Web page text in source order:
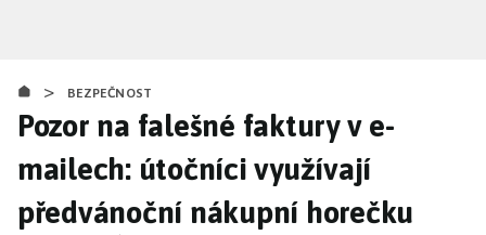
obsahu
> BEZPEČNOST
Pozor na falešné faktury v e-
mailech: útočníci využívají
předvánoční nákupní horečku